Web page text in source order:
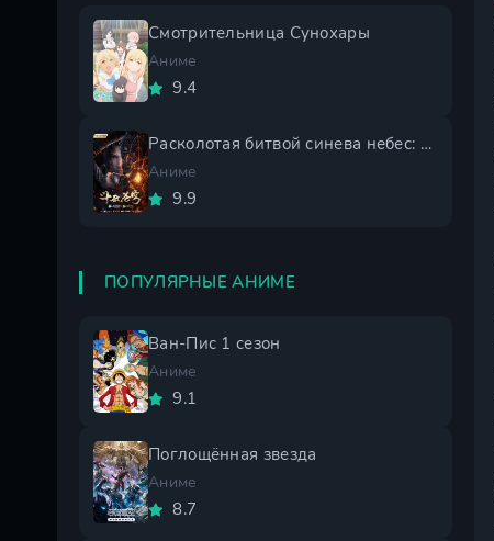
Смотрительница Сунохары
Аниме
9.4
Расколотая битвой синева небес: Трёхлетнее соглашение
Аниме
9.9
ПОПУЛЯРНЫЕ АНИМЕ
Ван-Пис 1 сезон
Аниме
9.1
Поглощённая звезда
Аниме
8.7